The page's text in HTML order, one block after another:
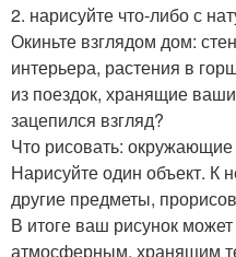
2. нарисуйте что-либо с
Окиньте взглядом дом:
интерьера, растения в
из поездок, хранящие
зацепился взгляд?
Что рисовать:
Нарисуйте один объект. К
другие предметы,
В итоге ваш рисунок
атмосферным, хранящим